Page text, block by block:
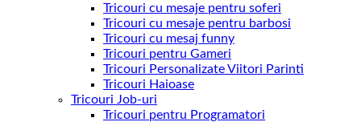
Tricouri cu mesaje pentru soferi
Tricouri cu mesaje pentru barbosi
Tricouri cu mesaj funny
Tricouri pentru Gameri
Tricouri Personalizate Viitori Parinti
Tricouri Haioase
Tricouri Job-uri
Tricouri pentru Programatori